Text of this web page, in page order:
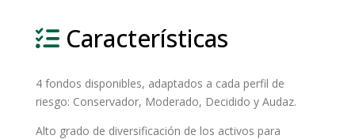
Características
4 fondos disponibles, adaptados a cada perfil de
riesgo: Conservador, Moderado, Decidido y Audaz.
Alto grado de diversificación de los activos para